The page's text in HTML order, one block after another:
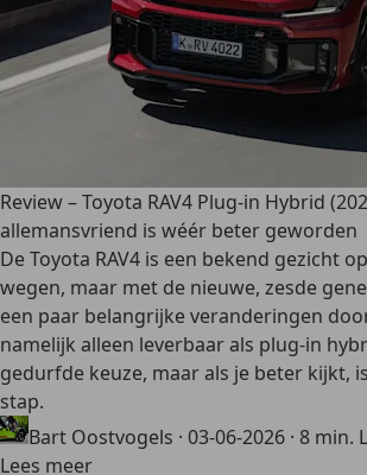
Review – Toyota RAV4 Plug-in Hybrid
allemansvriend is wéér beter geworden
De Toyota RAV4 is een bekend gezicht
wegen, maar met de nieuwe, zesde
een paar belangrijke veranderingen
namelijk alleen leverbaar als plug-in
gedurfde keuze, maar als je beter kijkt,
stap.
Bart Oostvogels · 03-06-2026 · 8 min.
Lees meer